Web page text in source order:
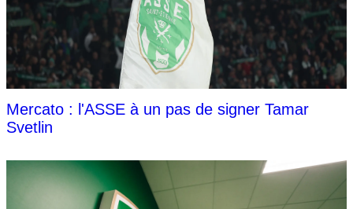
Mercato : l'ASSE à un pas de signer Tamar
Svetlin